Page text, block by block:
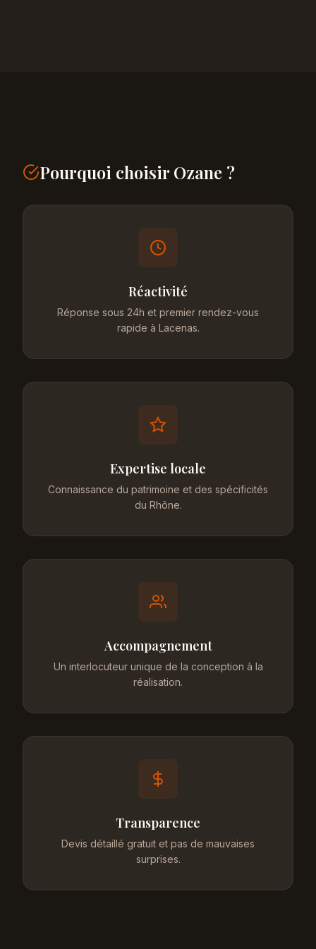
Pourquoi choisir Ozane ?
Réactivité
Réponse sous 24h et premier rendez-vous
rapide à Lacenas.
Expertise locale
Connaissance du patrimoine et des spécificités
du Rhône.
Accompagnement
Un interlocuteur unique de la conception à la
réalisation.
Transparence
Devis détaillé gratuit et pas de mauvaises
surprises.